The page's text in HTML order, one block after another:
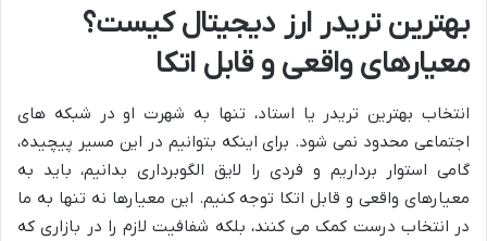
بهترین تریدر ارز دیجیتال کیست؟
معیارهای واقعی و قابل اتکا
انتخاب بهترین تریدر یا استاد، تنها به شهرت او در شبکه های
اجتماعی محدود نمی شود. برای اینکه بتوانیم در این مسیر پیچیده،
گامی استوار برداریم و فردی را لایق الگوبرداری بدانیم، باید به
معیارهای واقعی و قابل اتکا توجه کنیم. این معیارها نه تنها به ما
در انتخاب درست کمک می کنند، بلکه شفافیت لازم را در بازاری که